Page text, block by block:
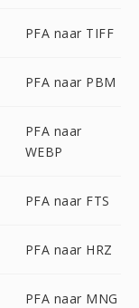
PFA naar TIFF
PFA naar PBM
PFA naar
WEBP
PFA naar FTS
PFA naar HRZ
PFA naar MNG